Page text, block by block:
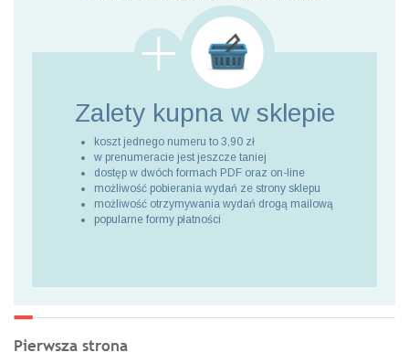
Zalety kupna w sklepie
koszt jednego numeru to 3,90 zł
w prenumeracie jest jeszcze taniej
dostęp w dwóch formach PDF oraz on-line
możliwość pobierania wydań ze strony sklepu
możliwość otrzymywania wydań drogą mailową
popularne formy płatności
Pierwsza strona